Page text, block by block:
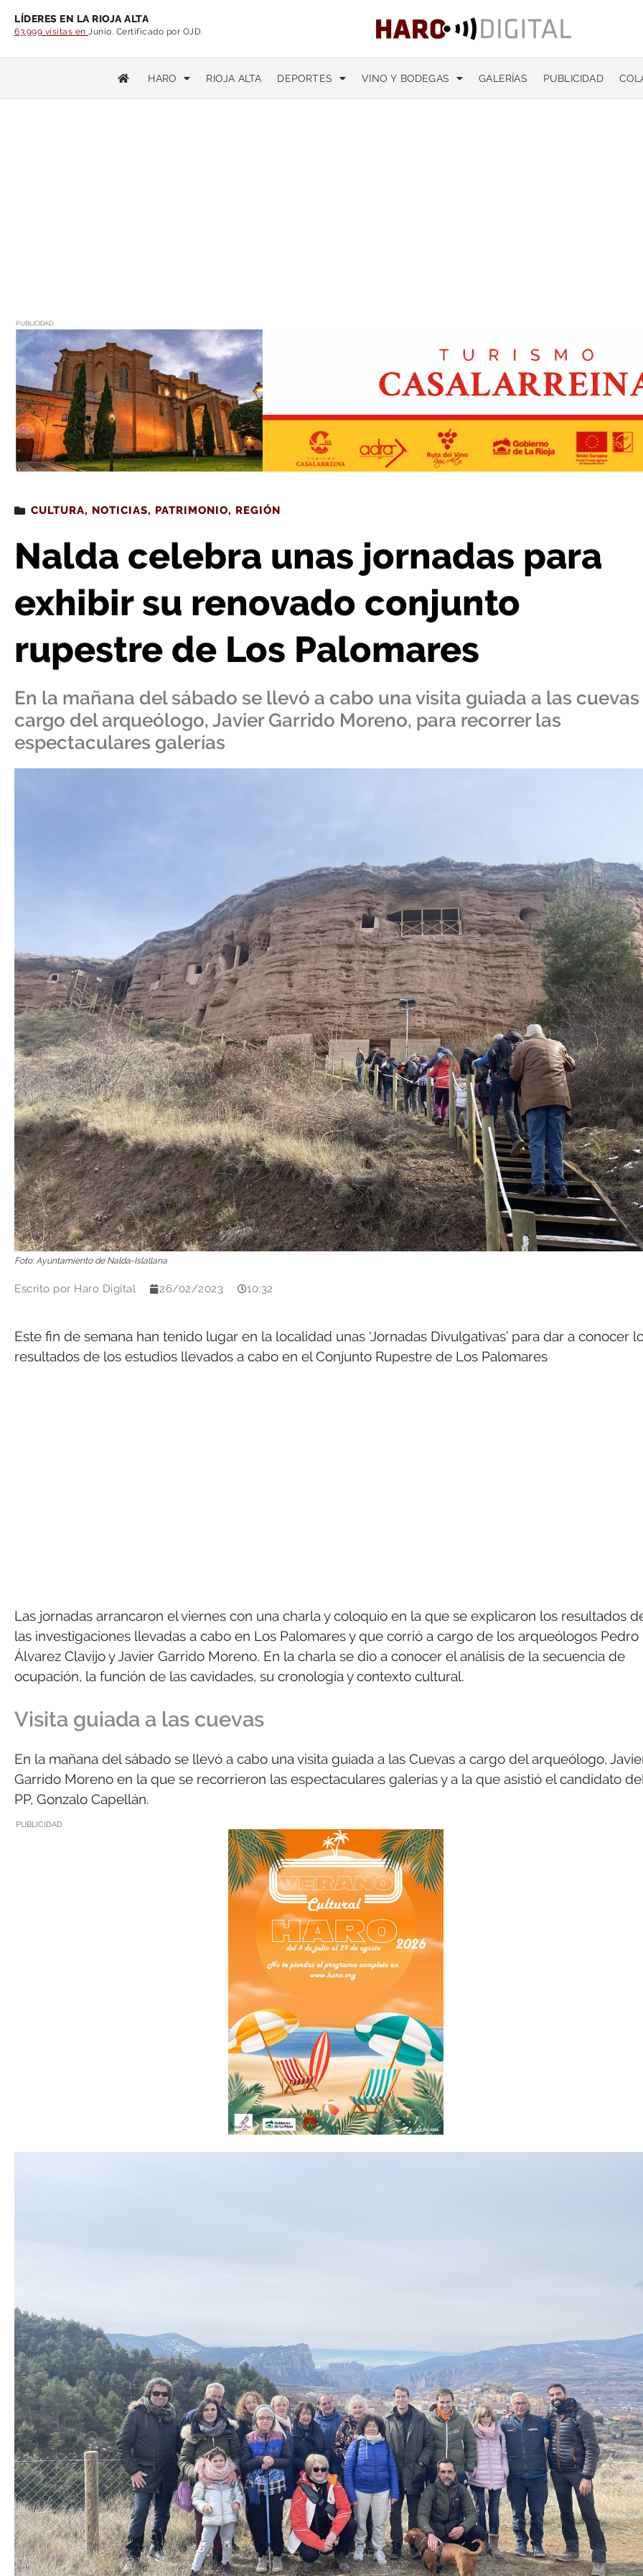
LÍDERES EN LA RIOJA ALTA
63.999 visitas en Junio. Certificado por OJD.
HARO RIOJA ALTA DEPORTES VINO Y BODEGAS GALERÍAS PUBLICIDAD
PUBLICIDAD
Estás leyendo : Nalda celebra unas jornadas para exhibir su renovado conjunto rupestre de Los Palomares
CULTURA, NOTICIAS, PATRIMONIO, REGIÓN
Nalda celebra unas jornadas para
exhibir su renovado conjunto
rupestre de Los Palomares
En la mañana del sábado se llevó a cabo una visita guiada a las cuevas
cargo del arqueólogo, Javier Garrido Moreno, para recorrer las
espectaculares galerías
Foto: Ayuntamiento de Nalda-Islallana
Escrito por Haro Digital 26/02/2023 10:32
Este fin de semana han tenido lugar en la localidad unas ‘Jornadas Divulgativas’ para dar a conocer
resultados de los estudios llevados a cabo en el Conjunto Rupestre de Los Palomares
Las jornadas arrancaron el viernes con una charla y coloquio en la que se explicaron los resultados
las investigaciones llevadas a cabo en Los Palomares y que corrió a cargo de los arqueólogos Pedro
Álvarez Clavijo y Javier Garrido Moreno. En la charla se dio a conocer el análisis de la secuencia de
ocupación, la función de las cavidades, su cronología y contexto cultural.
Visita guiada a las cuevas
En la mañana del sábado se llevó a cabo una visita guiada a las Cuevas a cargo del arqueólogo,
Garrido Moreno en la que se recorrieron las espectaculares galerías y a la que asistió el candidato
PP, Gonzalo Capellán.
PUBLICIDAD